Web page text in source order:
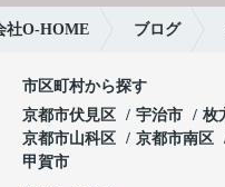
社O-HOME ブログ
市区町村から探す
京都市伏見区
宇治市 枚
京都市山科区
京都市南区
甲賀市